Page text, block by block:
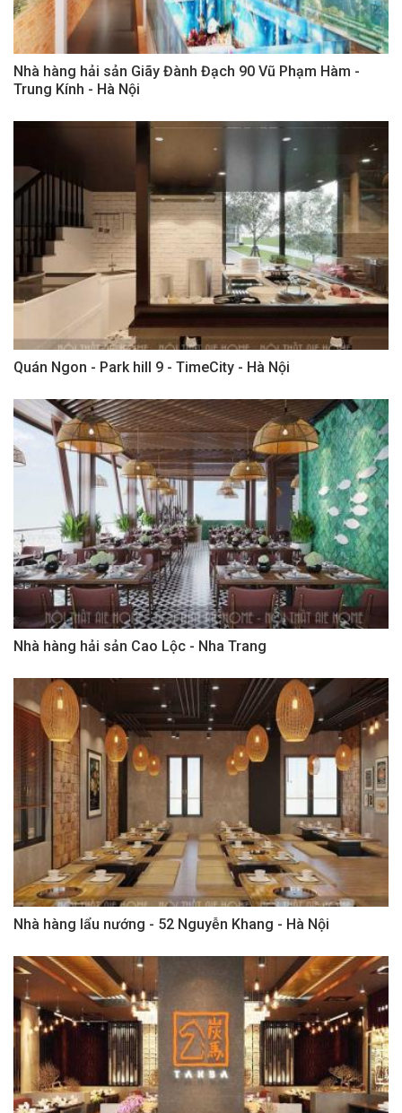
Nhà hàng hải sản Giãy Đành Đạch 90 Vũ Phạm Hàm -
Trung Kính - Hà Nội
Quán Ngon - Park hill 9 - TimeCity - Hà Nội
Nhà hàng hải sản Cao Lộc - Nha Trang
Nhà hàng lẩu nướng - 52 Nguyễn Khang - Hà Nội